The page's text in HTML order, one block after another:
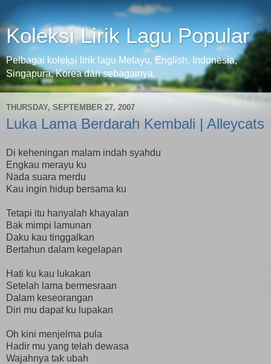
Koleksi Lirik Lagu Popular
Pelbagai koleksi lirik lagu Melayu, English, Indonesia,
Singapura, Korea dan sebagainya.
THURSDAY, SEPTEMBER 27, 2007
Luka Lama Berdarah Kembali | Alleycats
Di keheningan malam indah syahdu
Engkau merayu ku
Nada suara merdu
Kau ingin hidup bersama ku
Tetapi itu hanyalah khayalan
Bak mimpi lamunan
Daku kau tinggalkan
Bertahun dalam kegelapan
Hati ku kau lukakan
Setelah lama bermesraan
Dalam keseorangan
Diri mu dapat ku lupakan
Oh kini menjelma pula
Hadir mu yang telah dewasa
Wajahnya tak ubah